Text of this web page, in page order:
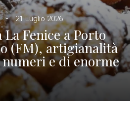
21 Luglio 2026
Fenice a Porto
(FM), artigianalità
e di enorme